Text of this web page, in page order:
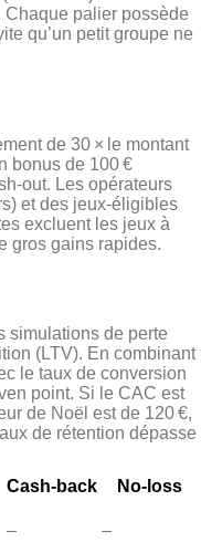
Chaque palier possède
qu’un petit groupe ne
de 30 × le montant
bonus de 100 €
Les opérateurs
et des jeux‑éligibles
excluent les jeux à
gros gains rapides.
simulations de perte
(LTV). En combinant
le taux de conversion
point. Si le CAC est
de Noël est de 120 €,
de rétention dépasse
Cash‑back No‑loss
– –